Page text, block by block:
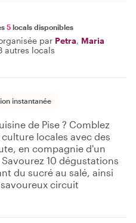
5 locals disponibles
par Petra, Maria
autres locals
instantanée
de Pise ? Comblez
locales avec des
en compagnie d'un
10 dégustations
du sucré au salé, ainsi
circuit